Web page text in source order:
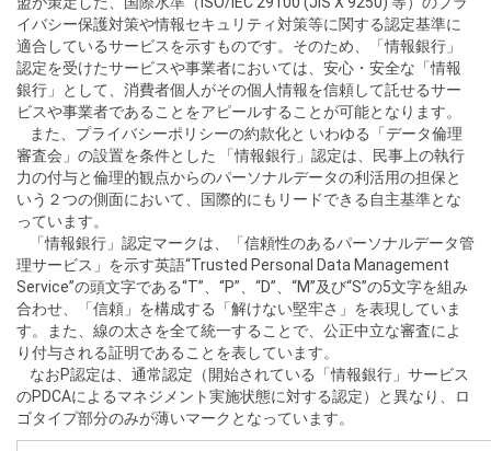
イバシー保護対策や情報セキュリティ対策等に関する認定基準に
適合しているサービスを示すものです。そのため、「情報銀行」
認定を受けたサービスや事業者においては、安心・安全な「情報
銀行」として、消費者個人がその個人情報を信頼して託せるサー
ビスや事業者であることをアピールすることが可能となります。
また、プライバシーポリシーの約款化と いわゆる「データ倫理
審査会」の設置を条件とした 「情報銀行」認定は、民事上の執行
力の付与と倫理的観点からのパーソナルデータの利活用の担保と
いう２つの側面において、国際的にもリードできる自主基準とな
っています。
「情報銀行」認定マークは、「信頼性のあるパーソナルデータ管
理サービス」を示す英語“Trusted Personal Data Management
Service”の頭文字である“T”、“P”、“D”、“M”及び“S”の5文字を組み
合わせ、「信頼」を構成する「解けない堅牢さ」を表現していま
す。また、線の太さを全て統一することで、公正中立な審査によ
り付与される証明であることを表しています。
なおP認定は、通常認定（開始されている「情報銀行」サービス
のPDCAによるマネジメント実施状態に対する認定）と異なり、ロ
ゴタイプ部分のみが薄いマークとなっています。